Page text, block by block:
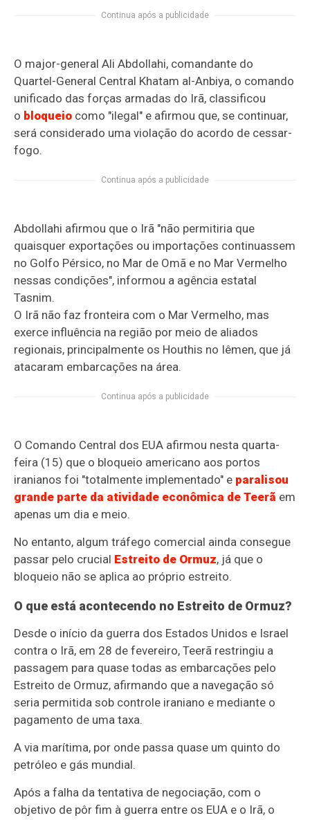
Continua após a publicidade
O major-general Ali Abdollahi, comandante do
Quartel-General Central Khatam al-Anbiya, o comando
unificado das forças armadas do Irã, classificou
o bloqueio como "ilegal" e afirmou que, se continuar,
será considerado uma violação do acordo de cessar-
fogo.
Continua após a publicidade
Abdollahi afirmou que o Irã "não permitiria que
quaisquer exportações ou importações continuassem
no Golfo Pérsico, no Mar de Omã e no Mar Vermelho
nessas condições", informou a agência estatal
Tasnim.
O Irã não faz fronteira com o Mar Vermelho, mas
exerce influência na região por meio de aliados
regionais, principalmente os Houthis no Iêmen, que já
atacaram embarcações na área.
Continua após a publicidade
O Comando Central dos EUA afirmou nesta quarta-
feira (15) que o bloqueio americano aos portos
iranianos foi "totalmente implementado" e paralisou
grande parte da atividade econômica de Teerã em
apenas um dia e meio.
No entanto, algum tráfego comercial ainda consegue
passar pelo crucial Estreito de Ormuz, já que o
bloqueio não se aplica ao próprio estreito.
O que está acontecendo no Estreito de Ormuz?
Desde o início da guerra dos Estados Unidos e Israel
contra o Irã, em 28 de fevereiro, Teerã restringiu a
passagem para quase todas as embarcações pelo
Estreito de Ormuz, afirmando que a navegação só
seria permitida sob controle iraniano e mediante o
pagamento de uma taxa.
A via marítima, por onde passa quase um quinto do
petróleo e gás mundial.
Após a falha da tentativa de negociação, com o
objetivo de pôr fim à guerra entre os EUA e o Irã, o